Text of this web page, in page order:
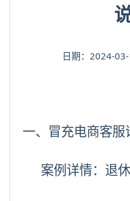
日期：2024-
一、冒充电商客服
案例详情：退休